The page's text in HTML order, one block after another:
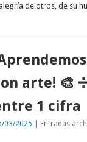
de otros, de su
arte! 🎨
1 cifra
03/2025 | Entradas